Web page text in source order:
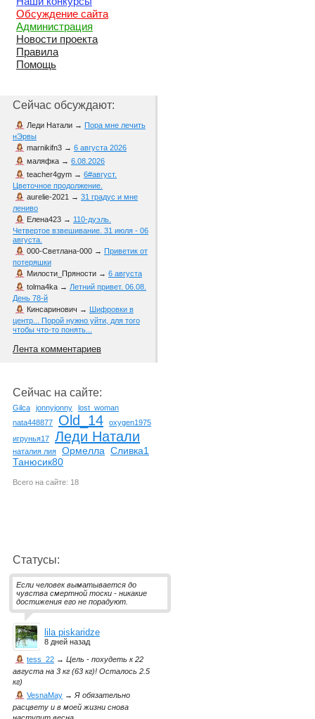
Обсуждение сайта
Администрация
Новости проекта
Правила
Помощь
Сейчас обсуждают:
Леди Натали → Пора мне лечить
нЭрвы
marnikifn3 → 6 августа 2026
маляфка → 6.08.2026
teacher4gym → 6#август.
Цветочное продолжение.
aurelie-2021 → 31 градус и мне
лениво
Елена423 → 110-дуэль.
Четвертое взвешивание. 31 июля - 06
августа.
000-Светлана-000 → Приветик от
потеряшки
Милости_Пряности → 6 августа
tolma4ka → Летний привет. 06.08.
День 78-й
Кинсаринович → Шифровки в
центр... Порой нужно уйти, для того
чтобы что-то понять...
Лента комментариев
Сейчас на сайте:
Gilca jonnyjonny
lost_woman
nata448877
Old_14
oxygen1975
игрунья17
Леди Натали
наталия лия Ормелла Сливка1
Танюсик80
Всего на сайте: 18
Статусы:
Если человек выматывается до
чувства смертной тоски - никакие
достижения его не порадуют.
lila piskaridze
8 дней назад
tess_22 → Цель - похудеть к 22
августа на 3 кг (63 кг)! Осталось 2.5
кг)
VesnaMay →Я обязательно
расцвету и в моей жизни снова